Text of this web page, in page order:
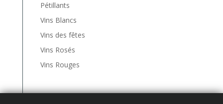
Pétillants
Vins Blancs
Vins des fêtes
Vins Rosés
Vins Rouges